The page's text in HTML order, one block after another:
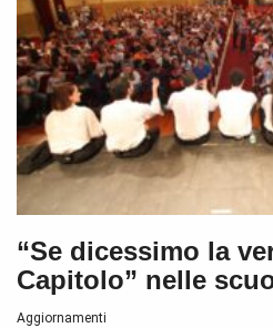
“Se dicessimo la
Capitolo” nelle
Aggiornamenti